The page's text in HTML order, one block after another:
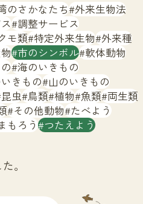
中 大
ェブセンターとは
ップ
のさかなたち 外来生物法
調整サービス
モ類 特定外来生物 外来種
市のシンボル 軟体動物
海のいきもの
きもの 山のいきもの
昆虫 鳥類 植物 魚類 両生類
その他動物 たべよう
まもろう つたえよう
。